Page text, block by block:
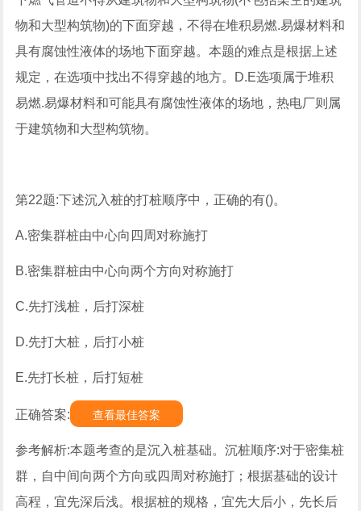
物和大型构筑物)的下面穿越，不得在堆积易燃.易爆材料和
具有腐蚀性液体的场地下面穿越。本题的难点是根据上述
规定，在选项中找出不得穿越的地方。D.E选项属于堆积
易燃.易爆材料和可能具有腐蚀性液体的场地，热电厂则属
于建筑物和大型构筑物。
第22题:下述沉入桩的打桩顺序中，正确的有()。
A.密集群桩由中心向四周对称施打
B.密集群桩由中心向两个方向对称施打
C.先打浅桩，后打深桩
D.先打大桩，后打小桩
E.先打长桩，后打短桩
正确答案: 查看最佳答案
参考解析:本题考查的是沉入桩基础。沉桩顺序:对于密集桩
群，自中间向两个方向或四周对称施打；根据基础的设计
高程，宜先深后浅。根据桩的规格，宜先大后小，先长后